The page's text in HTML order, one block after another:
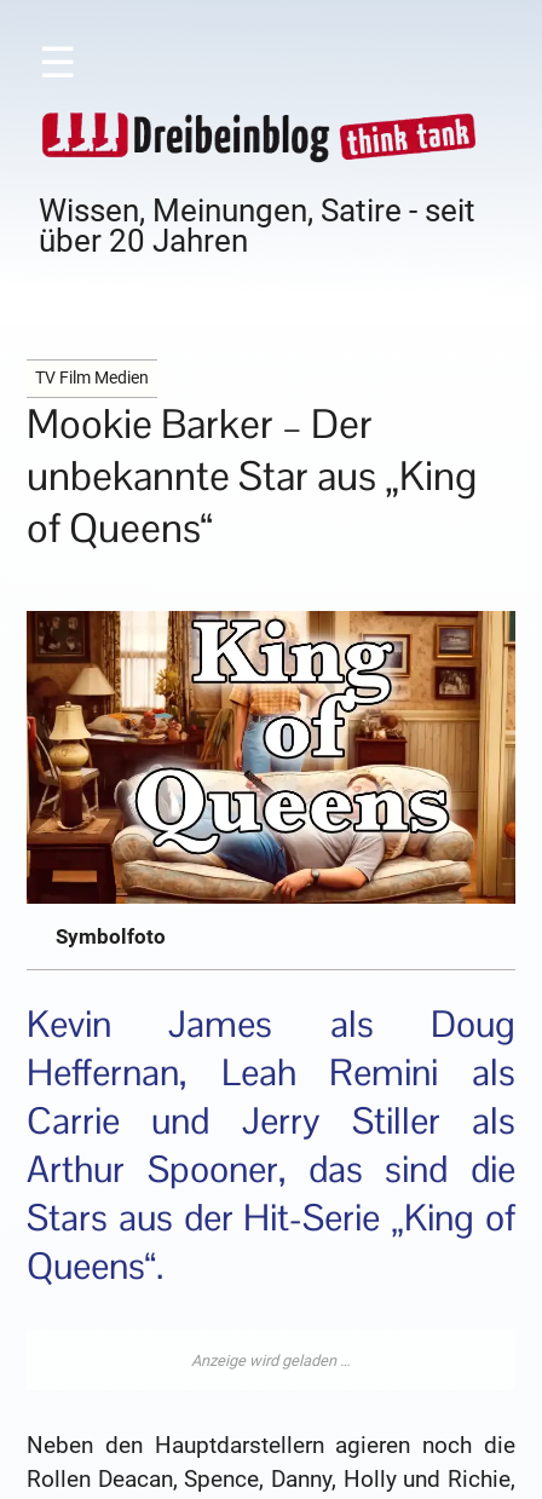
☰
Wissen, Meinungen, Satire - seit
über 20 Jahren
TV Film Medien
Mookie Barker – Der
unbekannte Star aus „King
of Queens“
Symbolfoto
Kevin James als Doug
Heffernan, Leah Remini als
Carrie und Jerry Stiller als
Arthur Spooner, das sind die
Stars aus der Hit-Serie „King of
Queens“.
Neben den Hauptdarstellern agieren noch die
Rollen Deacan, Spence, Danny, Holly und Richie,